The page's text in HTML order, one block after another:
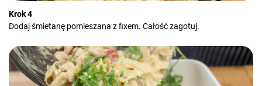
Krok 4
Dodaj śmietanę pomieszana z fixem. Całość zagotuj.